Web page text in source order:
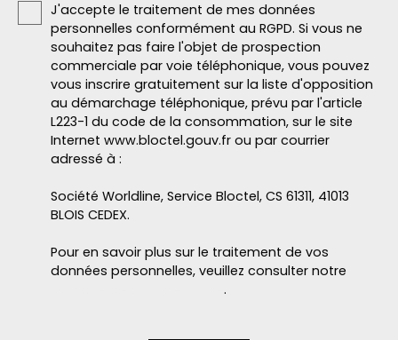
J'accepte le traitement de mes données
personnelles conformément au RGPD. Si vous ne
souhaitez pas faire l'objet de prospection
commerciale par voie téléphonique, vous pouvez
vous inscrire gratuitement sur la liste d'opposition
au démarchage téléphonique, prévu par l'article
L223-1 du code de la consommation, sur le site
Internet www.bloctel.gouv.fr ou par courrier
adressé à :
Société Worldline, Service Bloctel, CS 61311, 41013
BLOIS CEDEX.
Pour en savoir plus sur le traitement de vos
données personnelles, veuillez consulter notre
.